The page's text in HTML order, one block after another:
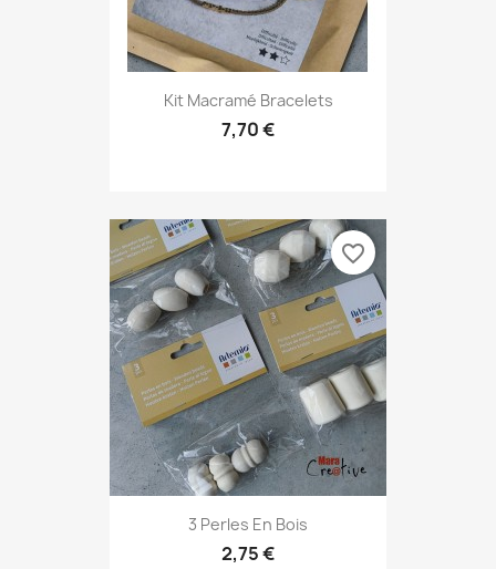
Kit Macramé Bracelets
7,70 €
3 Perles En Bois
2,75 €
favorite_border